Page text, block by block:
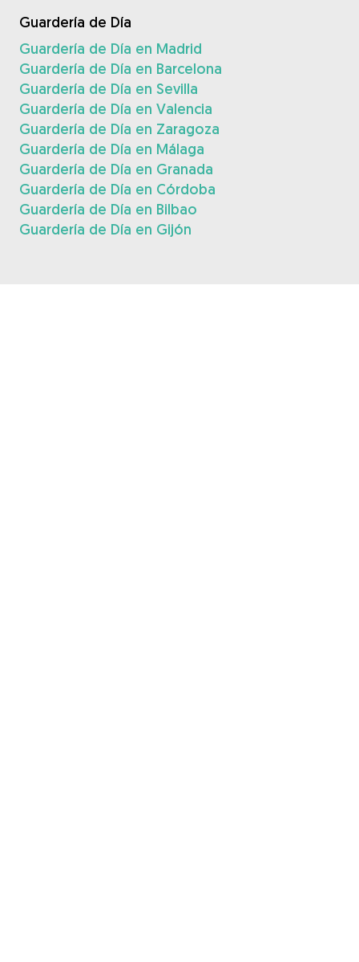
Guardería de Día
Guardería de Día en Madrid
Guardería de Día en Barcelona
Guardería de Día en Sevilla
Guardería de Día en Valencia
Guardería de Día en Zaragoza
Guardería de Día en Málaga
Guardería de Día en Granada
Guardería de Día en Córdoba
Guardería de Día en Bilbao
Guardería de Día en Gijón